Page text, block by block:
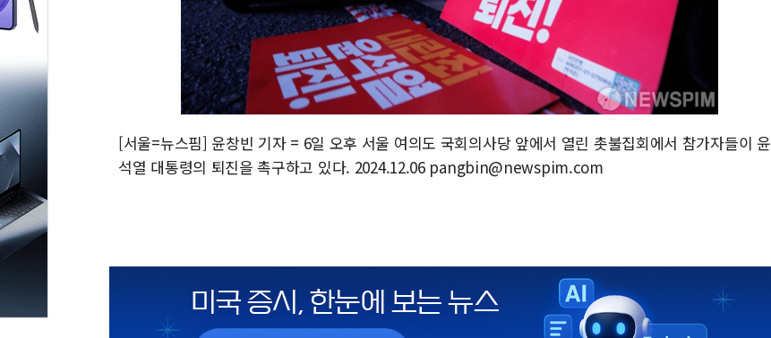
[서울=뉴스핌] 윤창빈 기자 = 6일 오후 서울 여의도 국회의사당 앞에서 열린 촛불집회에서 참가자들이 윤
석열 대통령의 퇴진을 촉구하고 있다. 2024.12.06 pangbin@newspim.com